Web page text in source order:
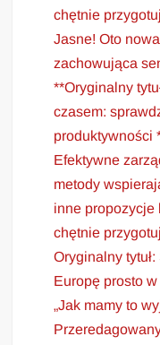
chętnie
Jasne! Oto
zachowująca
**Oryginalny
czasem:
produktywności
Efektywne
metody
inne propozycje
chętnie
Oryginalny
Europę prosto
„Jak mamy to